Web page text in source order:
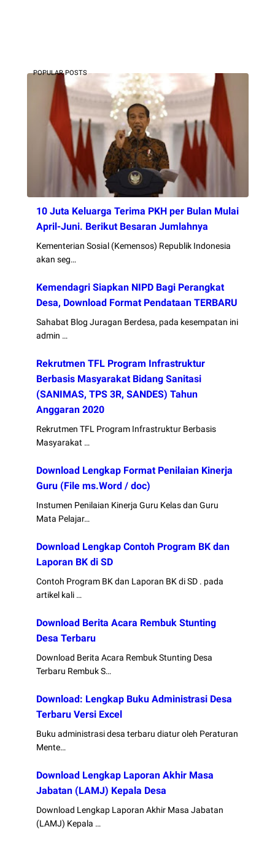
POPULAR POSTS
10 Juta Keluarga Terima PKH per Bulan Mulai
April-Juni. Berikut Besaran Jumlahnya
Kementerian Sosial (Kemensos) Republik Indonesia
akan seg…
Kemendagri Siapkan NIPD Bagi Perangkat
Desa, Download Format Pendataan TERBARU
Sahabat Blog Juragan Berdesa, pada kesempatan ini
admin …
Rekrutmen TFL Program Infrastruktur
Berbasis Masyarakat Bidang Sanitasi
(SANIMAS, TPS 3R, SANDES) Tahun
Anggaran 2020
Rekrutmen TFL Program Infrastruktur Berbasis
Masyarakat …
Download Lengkap Format Penilaian Kinerja
Guru (File ms.Word / doc)
Instumen Penilaian Kinerja Guru Kelas dan Guru
Mata Pelajar…
Download Lengkap Contoh Program BK dan
Laporan BK di SD
Contoh Program BK dan Laporan BK di SD . pada
artikel kali …
Download Berita Acara Rembuk Stunting
Desa Terbaru
Download Berita Acara Rembuk Stunting Desa
Terbaru Rembuk S…
Download: Lengkap Buku Administrasi Desa
Terbaru Versi Excel
Buku administrasi desa terbaru diatur oleh Peraturan
Mente…
Download Lengkap Laporan Akhir Masa
Jabatan (LAMJ) Kepala Desa
Download Lengkap Laporan Akhir Masa Jabatan
(LAMJ) Kepala …